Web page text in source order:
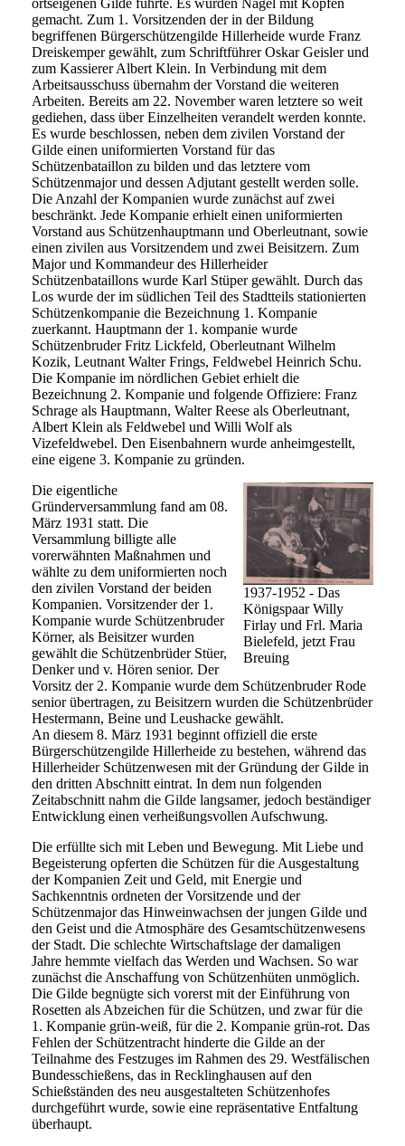
ortseigenen Gilde führte. Es wurden Nägel mit Köpfen
gemacht. Zum 1. Vorsitzenden der in der Bildung
begriffenen Bürgerschützengilde Hillerheide wurde Franz
Dreiskemper gewählt, zum Schriftführer Oskar Geisler und
zum Kassierer Albert Klein. In Verbindung mit dem
Arbeitsausschuss übernahm der Vorstand die weiteren
Arbeiten. Bereits am 22. November waren letztere so weit
gediehen, dass über Einzelheiten verandelt werden konnte.
Es wurde beschlossen, neben dem zivilen Vorstand der
Gilde einen uniformierten Vorstand für das
Schützenbataillon zu bilden und das letztere vom
Schützenmajor und dessen Adjutant gestellt werden solle.
Die Anzahl der Kompanien wurde zunächst auf zwei
beschränkt. Jede Kompanie erhielt einen uniformierten
Vorstand aus Schützenhauptmann und Oberleutnant, sowie
einen zivilen aus Vorsitzendem und zwei Beisitzern. Zum
Major und Kommandeur des Hillerheider
Schützenbataillons wurde Karl Stüper gewählt. Durch das
Los wurde der im südlichen Teil des Stadtteils stationierten
Schützenkompanie die Bezeichnung 1. Kompanie
zuerkannt. Hauptmann der 1. kompanie wurde
Schützenbruder Fritz Lickfeld, Oberleutnant Wilhelm
Kozik, Leutnant Walter Frings, Feldwebel Heinrich Schu.
Die Kompanie im nördlichen Gebiet erhielt die
Bezeichnung 2. Kompanie und folgende Offiziere: Franz
Schrage als Hauptmann, Walter Reese als Oberleutnant,
Albert Klein als Feldwebel und Willi Wolf als
Vizefeldwebel. Den Eisenbahnern wurde anheimgestellt,
eine eigene 3. Kompanie zu gründen.
1937-1952 - Das
Königspaar Willy
Firlay und Frl. Maria
Bielefeld, jetzt Frau
Breuing
Die eigentliche
Gründerversammlung fand am 08.
März 1931 statt. Die
Versammlung billigte alle
vorerwähnten Maßnahmen und
wählte zu dem uniformierten noch
den zivilen Vorstand der beiden
Kompanien. Vorsitzender der 1.
Kompanie wurde Schützenbruder
Körner, als Beisitzer wurden
gewählt die Schützenbrüder Stüer,
Denker und v. Hören senior. Der
Vorsitz der 2. Kompanie wurde dem Schützenbruder Rode
senior übertragen, zu Beisitzern wurden die Schützenbrüder
Hestermann, Beine und Leushacke gewählt.
An diesem 8. März 1931 beginnt offiziell die erste
Bürgerschützengilde Hillerheide zu bestehen, während das
Hillerheider Schützenwesen mit der Gründung der Gilde in
den dritten Abschnitt eintrat. In dem nun folgenden
Zeitabschnitt nahm die Gilde langsamer, jedoch beständiger
Entwicklung einen verheißungsvollen Aufschwung.
Die erfüllte sich mit Leben und Bewegung. Mit Liebe und
Begeisterung opferten die Schützen für die Ausgestaltung
der Kompanien Zeit und Geld, mit Energie und
Sachkenntnis ordneten der Vorsitzende und der
Schützenmajor das Hinweinwachsen der jungen Gilde und
den Geist und die Atmosphäre des Gesamtschützenwesens
der Stadt. Die schlechte Wirtschaftslage der damaligen
Jahre hemmte vielfach das Werden und Wachsen. So war
zunächst die Anschaffung von Schützenhüten unmöglich.
Die Gilde begnügte sich vorerst mit der Einführung von
Rosetten als Abzeichen für die Schützen, und zwar für die
1. Kompanie grün-weiß, für die 2. Kompanie grün-rot. Das
Fehlen der Schützentracht hinderte die Gilde an der
Teilnahme des Festzuges im Rahmen des 29. Westfälischen
Bundesschießens, das in Recklinghausen auf den
Schießständen des neu ausgestalteten Schützenhofes
durchgeführt wurde, sowie eine repräsentative Entfaltung
überhaupt.